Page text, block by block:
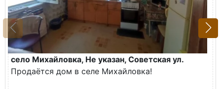
село Михайловка, Не указан, Советская ул.
Продаётся дом в селе Михайловка!